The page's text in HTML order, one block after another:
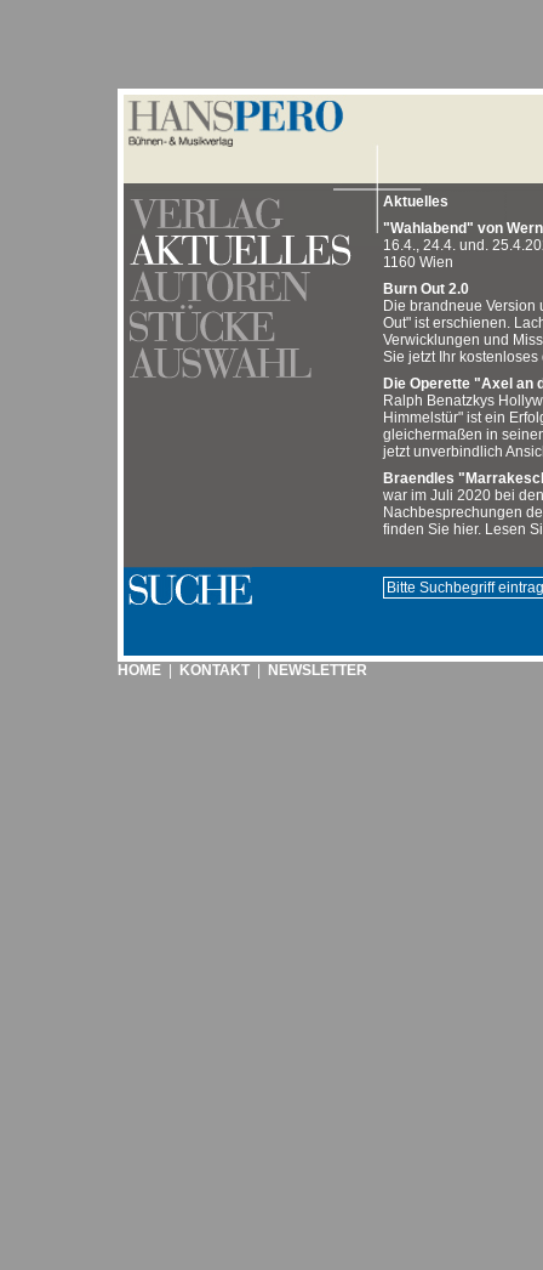
Aktuelles
"Wahlabend" von
16.4., 24.4. und.
1160 Wien
Burn Out 2.0
Die brandneue Version
Out" ist erschienen.
Verwicklungen und
Sie jetzt Ihr
Die Operette "Axel an
Ralph Benatzkys
Himmelstür" ist ein
gleichermaßen in
jetzt unverbindlich
Braendles
war im Juli 2020 bei
Nachbesprechungen
finden Sie hier. Lesen
HOME| KONTAKT| NEWSLETTER